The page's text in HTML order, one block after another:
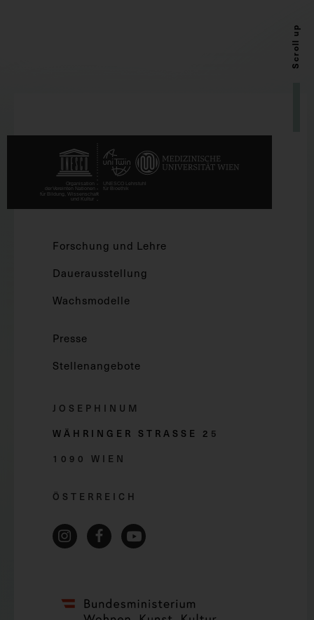
Scroll up
Forschung und Lehre
Dauerausstellung
Wachsmodelle
Presse
Stellenangebote
JOSEPHINUM
WÄHRINGER STRASSE 2 5
1090 WIEN
ÖSTERREICH